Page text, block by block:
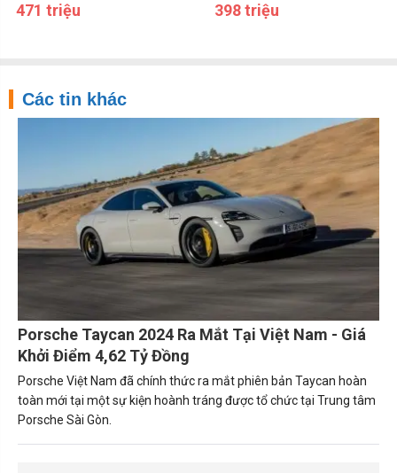
471 triệu 398 triệu
Các tin khác
Porsche Taycan 2024 Ra Mắt Tại Việt Nam - Giá
Khởi Điểm 4,62 Tỷ Đồng
Porsche Việt Nam đã chính thức ra mắt phiên bản Taycan hoàn
toàn mới tại một sự kiện hoành tráng được tổ chức tại Trung tâm
Porsche Sài Gòn.